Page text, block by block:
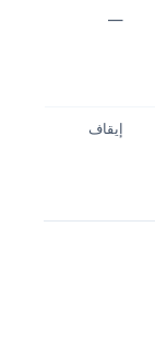
—
إيقاف